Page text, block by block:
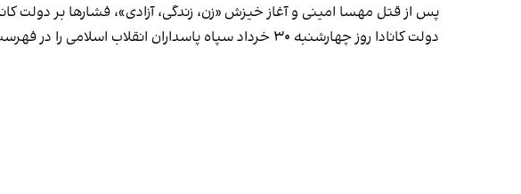
پس از قتل مهسا امینی و آغاز خیزش «زن، زندگی، آزادی»، فشارها بر دولت
دولت کانادا روز چهارشنبه ۳۰ خرداد سپاه پاسداران انقلاب اسلامی را در فهرست گروه‌های تروریستی خود